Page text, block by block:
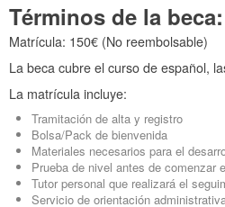
Términos de la beca:
Matrícula: 150€ (No reembolsable)
La beca cubre el curso de español,
La matrícula incluye:
Tramitación de alta y registro
Bolsa/Pack de bienvenida
Materiales necesarios para el
Prueba de nivel antes de comenzar
Tutor personal que realizará el
Servicio de orientación